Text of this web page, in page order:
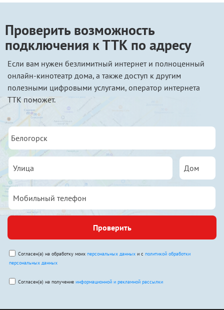
Проверить возможность
подключения к ТТК по адресу
Если вам нужен безлимитный интернет и полноценный
онлайн-кинотеатр дома, а также доступ к другим
полезными цифровыми услугами, оператор интернета
ТТК поможет.
Проверить
Согласен(а) на обработку моих персональных данных и с политикой обработки
персональных данных
Согласен(а) на получение информационной и рекламной рассылки